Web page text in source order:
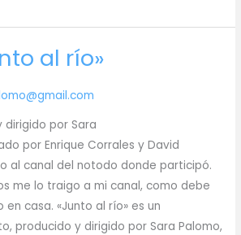
al río»
dirigido por Sara
por Enrique Corrales y David
al canal del notodo donde participó.
me lo traigo a mi canal, como debe
casa. «Junto al río» es un
producido y dirigido por Sara Palomo,